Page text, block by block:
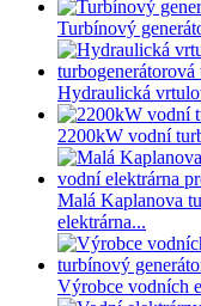
Turbínový
Hydraulická
2200kW vodní
Malá Kaplanova
elektrárna...
Výrobce vodních